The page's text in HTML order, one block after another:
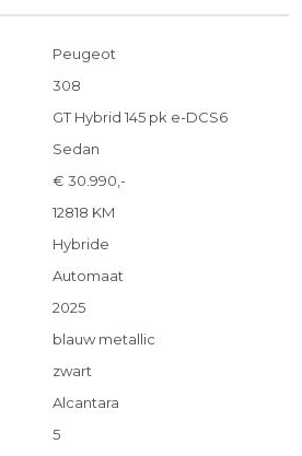
Peugeot
308
GT Hybrid 145 pk e-DCS6
Sedan
€ 30.990,-
12818 KM
Hybride
Automaat
2025
blauw metallic
zwart
Alcantara
5